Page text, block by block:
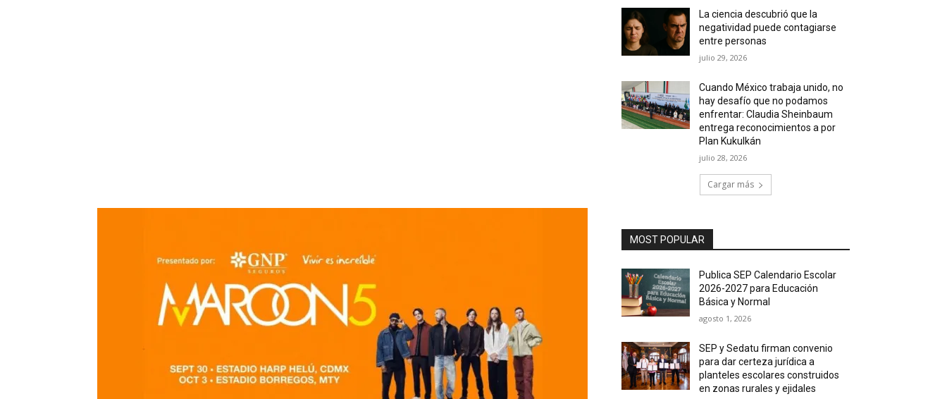
La ciencia descubrió que la
negatividad puede contagiarse
entre personas
julio 29, 2026
Cuando México trabaja unido, no
hay desafío que no podamos
enfrentar: Claudia Sheinbaum
entrega reconocimientos a por
Plan Kukulkán
julio 28, 2026
Cargar más
MOST POPULAR
Publica SEP Calendario Escolar
2026-2027 para Educación
Básica y Normal
agosto 1, 2026
SEP y Sedatu firman convenio
para dar certeza jurídica a
planteles escolares construidos
en zonas rurales y ejidales